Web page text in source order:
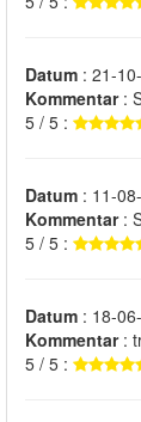
Datum : 21-
Kommentar:
5 / 5 :
Datum : 11-
Kommentar:
5 / 5 :
Datum : 18-
Kommentar:
5 / 5 :